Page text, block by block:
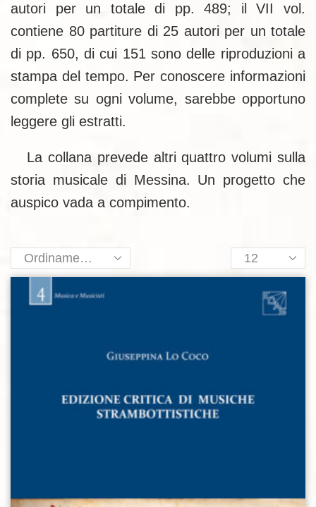
autori per un totale di pp. 489; il VII vol.
contiene 80 partiture di 25 autori per un totale
di pp. 650, di cui 151 sono delle riproduzioni a
stampa del tempo. Per conoscere informazioni
complete su ogni volume, sarebbe opportuno
leggere gli estratti.
La collana prevede altri quattro volumi sulla
storia musicale di Messina. Un progetto che
auspico vada a compimento.
Products
per